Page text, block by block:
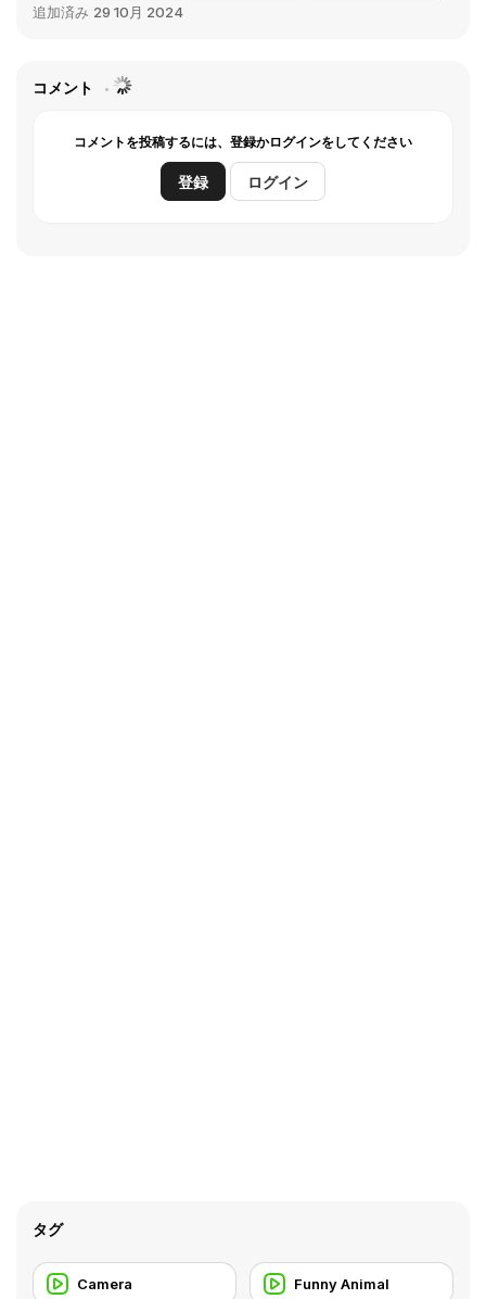
追加済み 29 10月 2024
コメント
コメントを投稿するには、登録かログインをしてください
登録 ログイン
タグ
Camera Funny Animal